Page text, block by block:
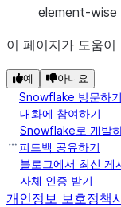
element-
이 페이지가 도움이
예 아니요
Snowflake 방문하기
대화에 참여하기
Snowflake로 개발
피드백 공유하기
블로그에서 최신 게
자체 인증 받기
개인정보 보호정책